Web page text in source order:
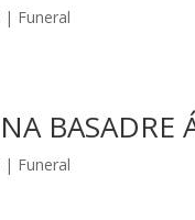
| Funeral
BASADRE
| Funeral